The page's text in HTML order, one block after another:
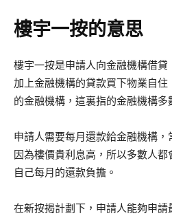
樓宇一按的意思
樓宇一按是申請人向金融機構借貸
加上金融機構的貸款買下物業自
的金融機構，這裏指的金融機構多
申請人需要每月還款給金融機構，
因為樓價貴利息高，所以多數人
自己每月的還款負擔。
在新按揭計劃下，申請人能夠申